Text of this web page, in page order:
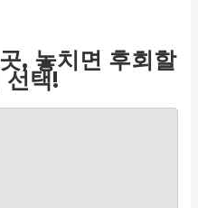
, 놓치면 후회할
선택!